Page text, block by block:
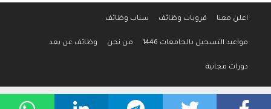
اعلن معنا قروبات وظائف سناب وظائف
مواعيد التسجيل بالجامعات 1446 من نحن وظائف عن بعد
دورات مجانية
جميع الحقوق محفوظة لموقع وظائف المواطن © 2016-2026